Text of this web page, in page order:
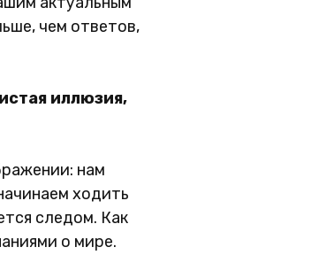
чем ответов,
иллюзия,
нам
ходить
следом. Как
о мире.